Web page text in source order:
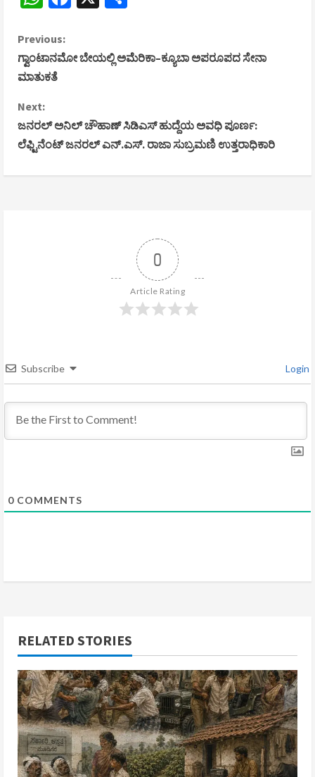
C
o
n
t
d
i
n
Previous:
ಗ್ವಾಂಟಾನಮೋ ಬೇಯಲ್ಲಿ ಅಮೆರಿಕಾ–ಕ್ಯೂಬಾ ಅಪರೂಪದ ಸೇನಾ
ಮಾತುಕತೆ
Next:
ಜನರಲ್ ಅನಿಲ್ ಚೌಹಾಣ್ ಸಿಡಿಎಸ್ ಹುದ್ದೆಯ ಅವಧಿ ಪೂರ್ಣ:
ಲೆಫ್ಟಿನೆಂಟ್ ಜನರಲ್ ಎನ್.ಎಸ್. ರಾಜಾ ಸುಬ್ರಮಣಿ ಉತ್ತರಾಧಿಕಾರಿ
0
Article Rating
Subscribe Login
0 COMMENTS
RELATED STORIES